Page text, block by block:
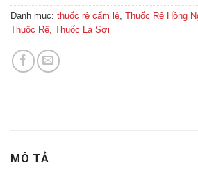
Danh mục: thuốc rê cẩm lệ Thuốc Rê Hồng
Thuôc Rê, Thuốc Lá Sợi
MÔ TẢ